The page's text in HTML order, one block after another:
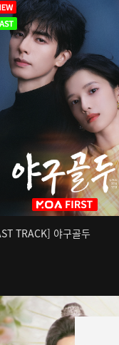
TRACK] 야구골두